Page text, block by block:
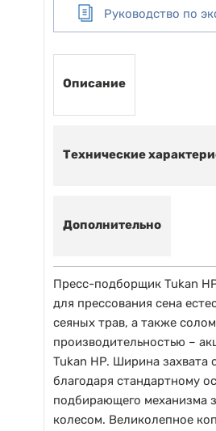
Руководство по
Описание
Технические
Дополнительно
Пресс-подборщик Tukan
для прессования сена
сеяных трав, а также
производительностью –
Tukan HP. Ширина захвата
благодаря стандартному
подбирающего механизма
колесом. Великолепное